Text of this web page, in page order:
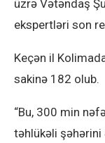
üzrə Vətəndaş
ekspertləri son
Keçən il
sakinə 182 olub.
“Bu, 300 min
təhlükəli şəhərini